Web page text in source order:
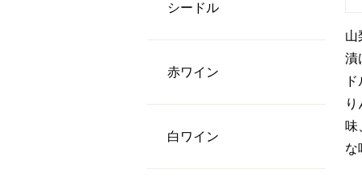
シードル
⾚ワイン
⽩ワイン
山
漬
味
な